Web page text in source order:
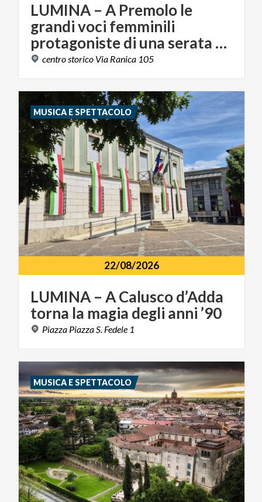
LUMINA – A Premolo le
grandi voci femminili
protagoniste di una serata tra musica e luce
centrostorico Via Ranica 105
22/08/2026
LUMINA – ACaluscod’Adda
torna la magia degli anni ’90
Piazza Piazza S. Fedele 1
MUSICA E SPETTACOLO
MUSICA E SPETTACOLO